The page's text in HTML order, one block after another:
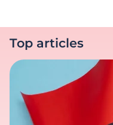
Top articles